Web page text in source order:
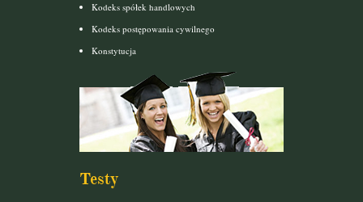
Kodeks spółek handlowych
Kodeks postępowania cywilnego
Konstytucja
Testy